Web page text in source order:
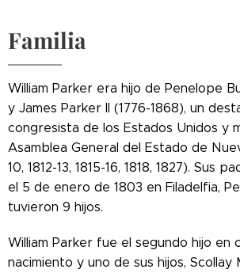
Familia
William Parker era hijo de Penelope
y James Parker II (1776-1868), un
congresista de los Estados Unidos y
Asamblea General del Estado de
10, 1812-13, 1815-16, 1818, 1827). Sus
el 5 de enero de 1803 en Filadelfia,
tuvieron 9 hijos.
William Parker fue el segundo hijo en
nacimiento y uno de sus hijos, Scollay